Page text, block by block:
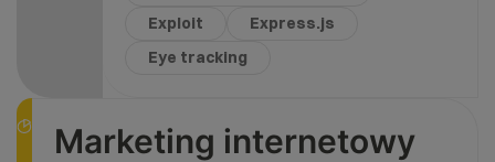
Exploit
Express.js
Eye tracking
Marketing internetowy